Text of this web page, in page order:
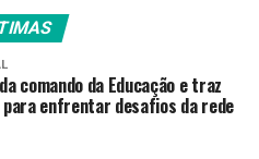
comando da Educação e traz
para enfrentar desafios da rede